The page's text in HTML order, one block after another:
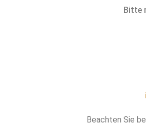
Bitte
Beachten Sie